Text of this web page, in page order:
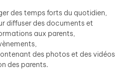
des temps forts du quotidien,
diffuser des documents et
aux parents,
des photos et des vidéos
des parents.